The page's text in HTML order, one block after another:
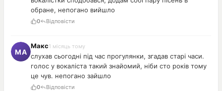
обране, непогано вийшло
0 Відповісти
Макс1 місяць тому
слухав сьогодні під час прогулянки, згадав старі часи.
голос у вокаліста такий знайомий, ніби сто років тому
це чув. непогано зайшло
0 Відповісти